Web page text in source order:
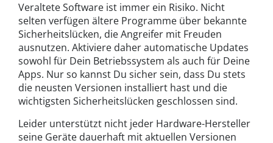
Veraltete Software ist immer ein Risiko. Nicht
selten verfügen ältere Programme über bekannte
Sicherheitslücken, die Angreifer mit Freuden
ausnutzen. Aktiviere daher automatische Updates
sowohl für Dein Betriebssystem als auch für Deine
Apps. Nur so kannst Du sicher sein, dass Du stets
die neusten Versionen installiert hast und die
wichtigsten Sicherheitslücken geschlossen sind.
Leider unterstützt nicht jeder Hardware-Hersteller
seine Geräte dauerhaft mit aktuellen Versionen